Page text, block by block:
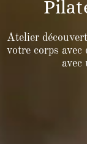
Atelier
votre corps
avec